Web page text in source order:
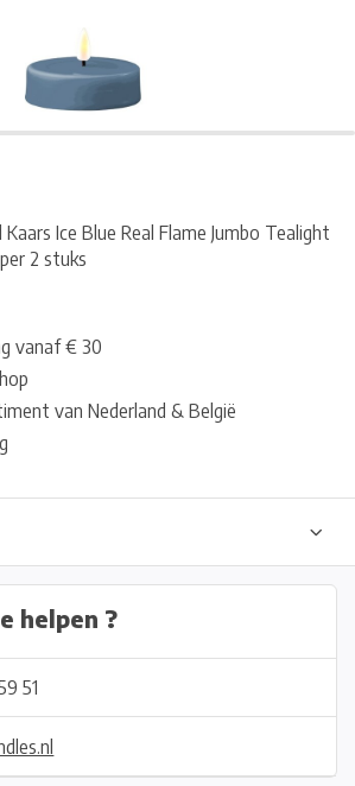
Ice Blue Real Flame Jumbo Tealight
2 stuks
vanaf € 30
van Nederland & België
helpen ?
51